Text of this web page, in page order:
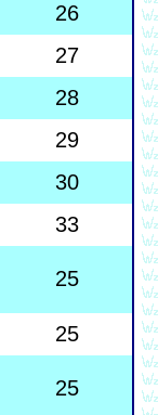
26
27
28
29
30
33
25
25
25